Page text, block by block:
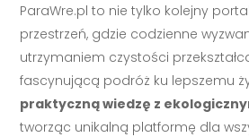
ParaWre.pl to nie tylko kolejny
przestrzeń, gdzie codzienne
utrzymaniem czystości
fascynującą podróż ku lepszemu
praktyczną wiedzę z
tworząc unikalną platformę dla